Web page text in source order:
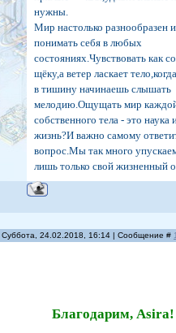
нужны.
Мир настолько разнообразен
понимать себя в любых
состояниях.Чувствовать как
щёку,а ветер ласкает
в тишину начинаешь слышать
мелодию.Ощущать мир
собственного тела - это наука
жизнь?И важно самому
вопрос.Мы так много
лишь только свой жизненный
Суббота, 24.02.2018, 16:14 | Сообщение #
Благодарим, Asira!